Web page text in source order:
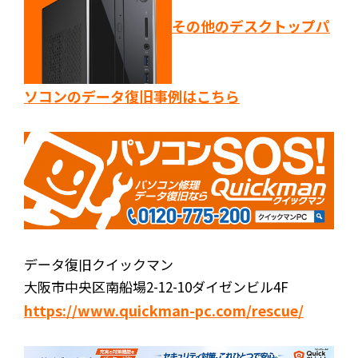
その他のデスクトップパ
ソコンのデータ復旧事例はこちら
データ復旧クイックマン
大阪市中央区南船場2-12-10ダイゼンビル4F
https://www.quickman-pc.com/rescue/